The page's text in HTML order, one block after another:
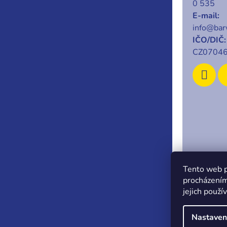
Tento web
jejich
0 535
E-mail:
IČO/DIČ: